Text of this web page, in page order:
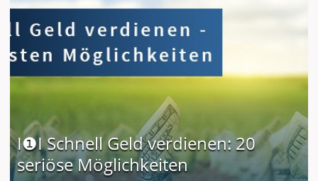
I❶I Schnell Geld verdienen: 20
seriöse Möglichkeiten